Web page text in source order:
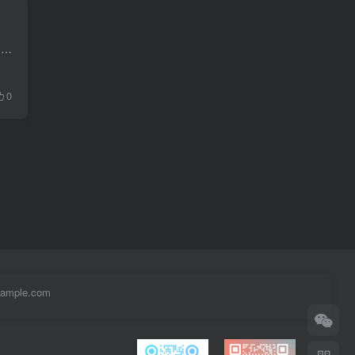
博主介绍：✌程序员徐师兄、7年大厂程序员经历。全网粉丝30W+、csdn博客专家、掘金/华为云/阿里云/InfoQ等平台优质作者、专注于Java技术领域和毕业项目实战✌ 🍅文末获取源码联系🍅 👇🏻 精彩专...
0